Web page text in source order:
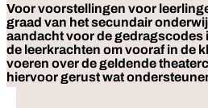
Voor voorstellingen voor
graad van het secundair
aandacht voor de gedragscodes
de leerkrachten om vooraf in de
voeren over de geldende
hiervoor gerust wat